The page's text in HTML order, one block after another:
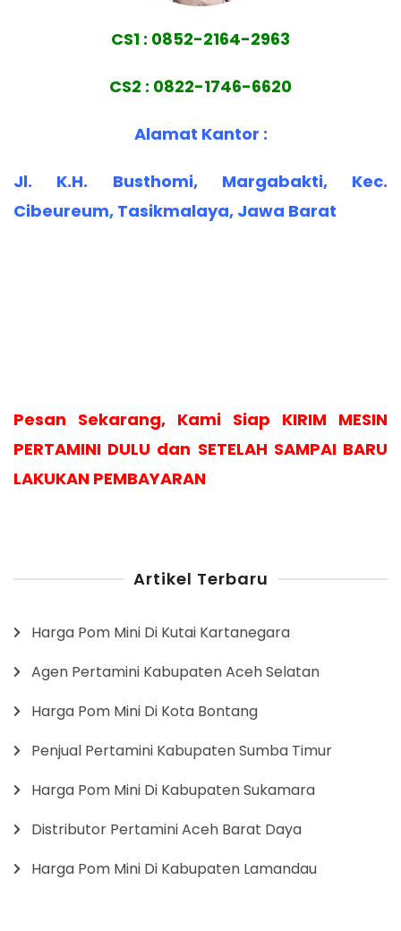
CS1 : 0852-2164-2963
CS2 : 0822-1746-6620
Alamat Kantor :
Jl. K.H. Busthomi, Margabakti, Kec.
Cibeureum, Tasikmalaya, Jawa Barat
Pesan Sekarang, Kami Siap KIRIM MESIN
PERTAMINI DULU dan SETELAH SAMPAI BARU
LAKUKAN PEMBAYARAN
Artikel Terbaru
Harga Pom Mini Di Kutai Kartanegara
Agen Pertamini Kabupaten Aceh Selatan
Harga Pom Mini Di Kota Bontang
Penjual Pertamini Kabupaten Sumba Timur
Harga Pom Mini Di Kabupaten Sukamara
Distributor Pertamini Aceh Barat Daya
Harga Pom Mini Di Kabupaten Lamandau